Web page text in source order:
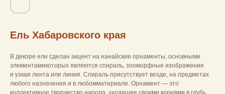
Ель Хабаровского края
В декоре ели сделан акцент на нанайские орнаменты, основными
элементамикоторых являются спираль, зооморфные изображения
и узкая лента или линия. Спираль присутствует везде, на предметах
любого назначения и в любомматериале. Орнамент — это
коллективное творчество народа, уходящее своими корнями в глубь